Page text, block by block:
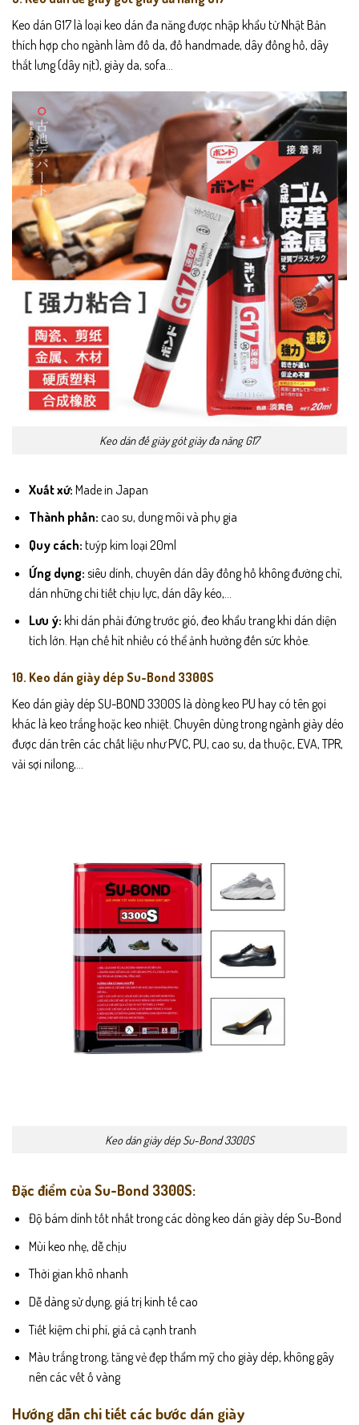
Keo dán G17 là loại keo dán đa năng được nhập khẩu từ Nhật Bản
thích hợp cho ngành làm đồ da, đồ handmade, dây đồng hồ, dây
thắt lưng (dây nịt), giày da, sofa…
Keo dán đế giày gót giày đa năng G17
Xuất xứ: Made in Japan
Thành phần: cao su, dung môi và phụ gia
Quy cách: tuýp kim loại 20ml
Ứng dụng: siêu dính, chuyên dán dây đồng hồ không đường chỉ,
dán những chi tiết chịu lực, dán dây kéo,…
Lưu ý: khi dán phải đứng trước gió, đeo khẩu trang khi dán diện
tích lớn. Hạn chế hít nhiều có thể ảnh hưởng đến sức khỏe.
10. Keo dán giày dép Su-Bond 3300S
Keo dán giày dép SU-BOND 3300S là dòng keo PU hay có tên gọi
khác là keo trắng hoặc keo nhiệt. Chuyên dùng trong ngành giày déo
được dán trên các chất liệu như PVC, PU, cao su, da thuộc, EVA, TPR,
vải sợi nilong,…
Keo dán giày dép Su-Bond 3300S
Đặc điểm của Su-Bond 3300S:
Độ bám dính tốt nhất trong các dòng keo dán giày dép Su-Bond
Mùi keo nhẹ, dễ chịu
Thời gian khô nhanh
Dễ dàng sử dụng, giá trị kinh tế cao
Tiết kiệm chi phí, giá cả cạnh tranh
Màu trắng trong, tăng vẻ đẹp thẩm mỹ cho giày dép, không gây
nên các vết ố vàng
Hướng dẫn chi tiết các bước dán giày